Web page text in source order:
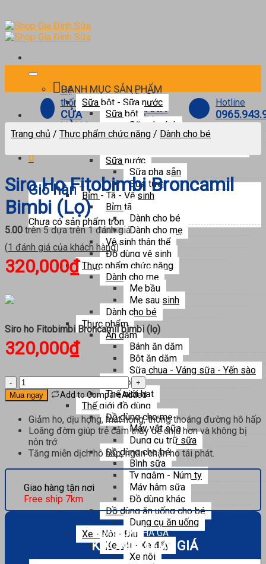
to
content
Hệ
thống
CỬA
HÀNG
Ưu đãi
THÀNH
VIÊN
Hotline
0
Giỏ hàng
Chưa có sản phẩm trong giỏ hàng.
DANH MỤC SẢN PHẨM
Sữa bột - Sữa nước
Sữa bột
Sữa cho bé
Sữa cho mẹ bầu
Sữa nước
Sữa pha sẵn
Sữa tươi
Bỉm - Tã - Vệ sinh
Bỉm tã
Dành cho bé
Dành cho mẹ
Vệ sinh thân thể
Đồ dùng vệ sinh
Thực phẩm chức năng
Dành cho mẹ
Mẹ bầu
Mẹ sau sinh
Dành cho bé
Thực phẩm
Ăn dặm
Bánh ăn dặm
Bột ăn dặm
Sữa chua - Váng sữa - Yến sào
Ngũ cốc
Thế giới hạt
Thế giới đồ dùng
Đồ dùng cho mẹ
Máy vắt sữa
Dụng cụ trữ sữa
Đồ dùng cho bé
Bình sữa
Ty ngậm - Núm ty
Máy hâm sữa
Đồ dùng khác
Đồ dùng ăn uống cho bé
Dụng cụ ăn uống
Xe - Nôi - Địu
Xe nôi - Xe đẩy
Xe nôi
Trang chủ / Thực phẩm chức năng / Dành cho bé
Siro Ho Fitobimbi Broncamil
Bimbi (lọ)
5.00 trên 5 dựa trên1đánh giá
(1 đánh giá của khách hàng)
320,000₫
Giảm ho, dịu họng, mát họng, thông thoáng đường hô hấp
Loãng đờm giúp trẻ cảm thấy dễ chịu hơn và không bị
nôn trớ.
Tăng miễn dịch hô hấp, ngăn chặn ho tái phát.
Siro ho Fitobimbi Broncamil bimbi (lọ)
320,000₫
Siro
ho
Fitobimbi
Broncamil
bimbi
(lọ)
số
Mua ngay Add to CompareAdded
Giao hàng tận nơi
Free ship 7km
MUA SẮM THẢ GA
KHÔNG LO VỀ GIÁ